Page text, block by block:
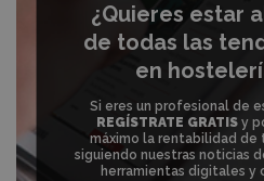
¿Quieres estar
de todas las
en
Si eres un profesional de
REGÍSTRATE GRATISy
máximo la rentabilidad de
siguiendo nuestras noticias
herramientas digitales y